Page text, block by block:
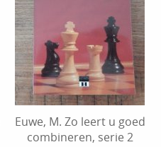
Euwe, M. Zo leert u goed
combineren, serie 2